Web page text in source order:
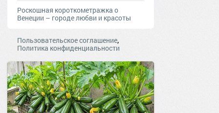
Роскошная короткометражка о
Венеции – городе любви и красоты
Пользовательское соглашение,
Политика конфиденциальности